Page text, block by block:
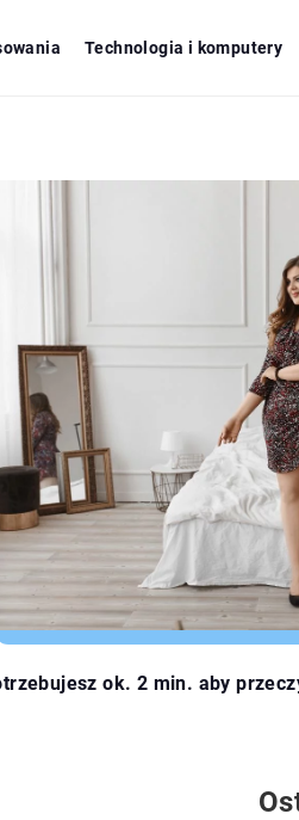
Technologia i komputery
ok. 2 min. aby